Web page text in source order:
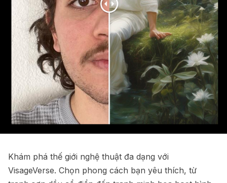
Khám phá thế giới nghệ thuật đa dạng với
VisageVerse. Chọn phong cách bạn yêu thích, từ